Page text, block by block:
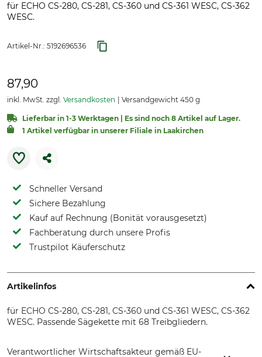
für ECHO CS-280, CS-281, CS-360 und CS-361 WESC, CS-362
WESC.
Artikel-Nr.: 5192696536
87,90
inkl. MwSt. zzgl. Versandkosten Versandgewicht 450 g
Lieferbar in 1-3 Werktagen | Es sind noch 8 Artikel auf Lager.
1 Artikel verfügbar in unserer Filiale in Laakirchen
Schneller Versand
Sichere Bezahlung
Kauf auf Rechnung (Bonität vorausgesetzt)
Fachberatung durch unsere Profis
Trustpilot Käuferschutz
Artikelinfos
für ECHO CS-280, CS-281, CS-360 und CS-361 WESC, CS-362
WESC. Passende Sägekette mit 68 Treibgliedern.
Verantwortlicher Wirtschaftsakteur gemäß EU-